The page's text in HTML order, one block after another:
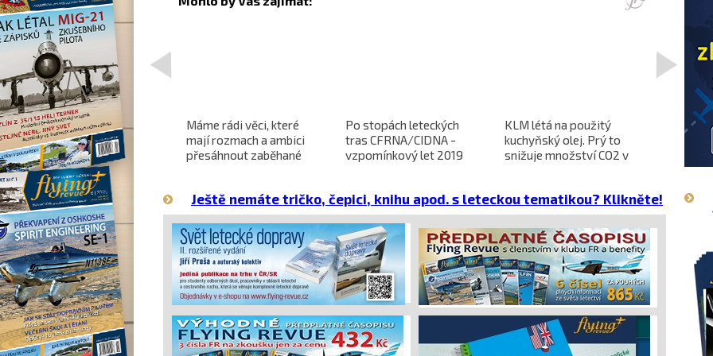
Projekt nadzvukového
letounu X-59 QueSST
směřuje k prvnímu letu
Máme rádi věci, které
mají rozmach a ambici
přesáhnout zaběhané
Po stopách leteckých
tras CFRNA/CIDNA -
vzpomínkový let 2019
KLM létá na použitý
kuchyňský olej. Prý to
snižuje množství CO2 v
L-610
projekt
cena
>
Ještě nemáte tričko, čepici, knihu apod. s leteckou tematikou? Klikněte!